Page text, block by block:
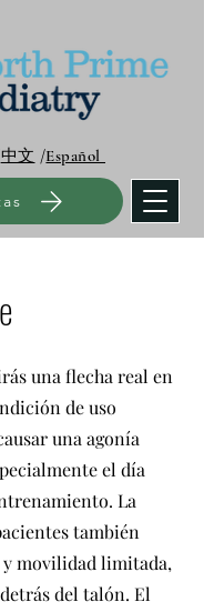
中文 /Español
una flecha real en
de uso
una agonía
el día
La
también
movilidad limitada,
del talón. El